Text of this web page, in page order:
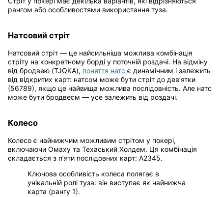
рангом або особливостями використання туза.
Натсовий стріт
Натсовий стріт — це найсильніша можлива комбінація
стріту на конкретному борді у поточній роздачі. На відміну
від бродвею (TJQKA), поняття натс є динамічним і залежить
від відкритих карт: натсом може бути стріт до дев’ятки
(56789), якщо це найвища можлива послідовність. Але натс
може бути бродвеєм — усе залежить від роздачі.
Колесо
Колесо є найнижчим можливим стрітом у покері,
включаючи Омаху та Техаський Холдем. Ця комбінація
складається з п’яти послідовних карт: А2345.
Ключова особливість колеса полягає в
унікальній ролі туза: він виступає як найнижча
карта (рангу 1).